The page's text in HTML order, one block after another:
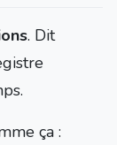
. Dit
ça :